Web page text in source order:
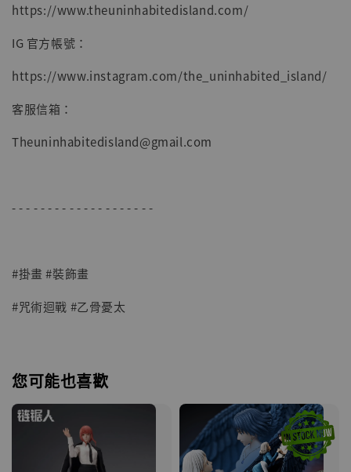
https://www.theuninhabitedisland.com/
IG 官方帳號：
https://www.instagram.com/the_uninhabited_island/
客服信箱：
Theuninhabitedisland@gmail.com
- - - - - - - - - - - - - - - - - - - -
#掛畫 #裝飾畫
#咒術迴戰 #乙骨憂太
您可能也喜歡